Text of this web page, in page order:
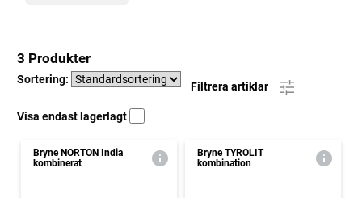
3 Produkter
Sortering:
Filtrera artiklar
Visa endast lagerlagt
Bryne NORTON India
kombinerat
Bryne TYROLIT
kombination